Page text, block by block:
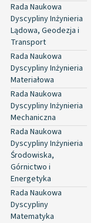
Rada Naukowa
Dyscypliny Inżynieria
Lądowa, Geodezja i
Transport
Rada Naukowa
Dyscypliny Inżynieria
Materiałowa
Rada Naukowa
Dyscypliny Inżynieria
Mechaniczna
Rada Naukowa
Dyscypliny Inżynieria
Środowiska,
Górnictwo i
Energetyka
Rada Naukowa
Dyscypliny
Matematyka